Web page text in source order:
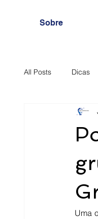
Sobre
All Posts Dicas
Uma